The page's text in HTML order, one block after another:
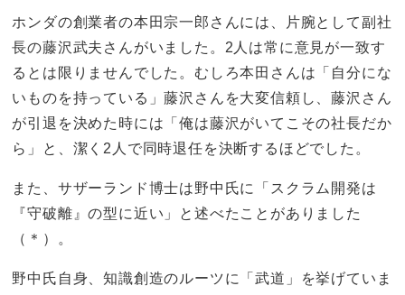
ホンダの創業者の本田宗一郎さんには、片腕として副社
長の藤沢武夫さんがいました。2人は常に意見が一致す
るとは限りませんでした。むしろ本田さんは「自分にな
いものを持っている」藤沢さんを大変信頼し、藤沢さん
が引退を決めた時には「俺は藤沢がいてこその社長だか
ら」と、潔く2人で同時退任を決断するほどでした。
また、サザーランド博士は野中氏に「スクラム開発は
『守破離』の型に近い」と述べたことがありました
（＊）。
野中氏自身、知識創造のルーツに「武道」を挙げていま